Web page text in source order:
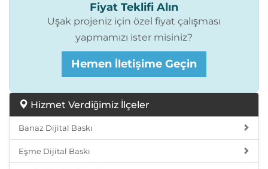
Fiyat Teklifi Alın
Uşak projeniz için özel fiyat çalışması
yapmamızı ister misiniz?
Hemen İletişime Geçin
Hizmet Verdiğimiz İlçeler
Banaz Dijital Baskı
Eşme Dijital Baskı